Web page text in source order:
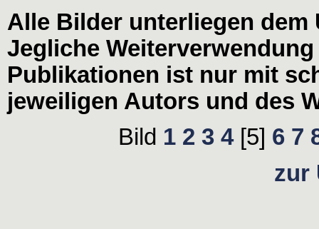
Alle Bilder unterliegen dem
Jegliche
Publikationen ist nur mit
jeweiligen Autors und des
Bild 1 2 3 4[5] 6 7
zur